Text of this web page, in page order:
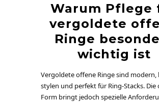
Warum Pflege
vergoldete
Ringe
wichtig ist
Vergoldete offene Ringe sind modern,
stylen und perfekt für Ring-Stacks. Die
Form bringt jedoch spezielle